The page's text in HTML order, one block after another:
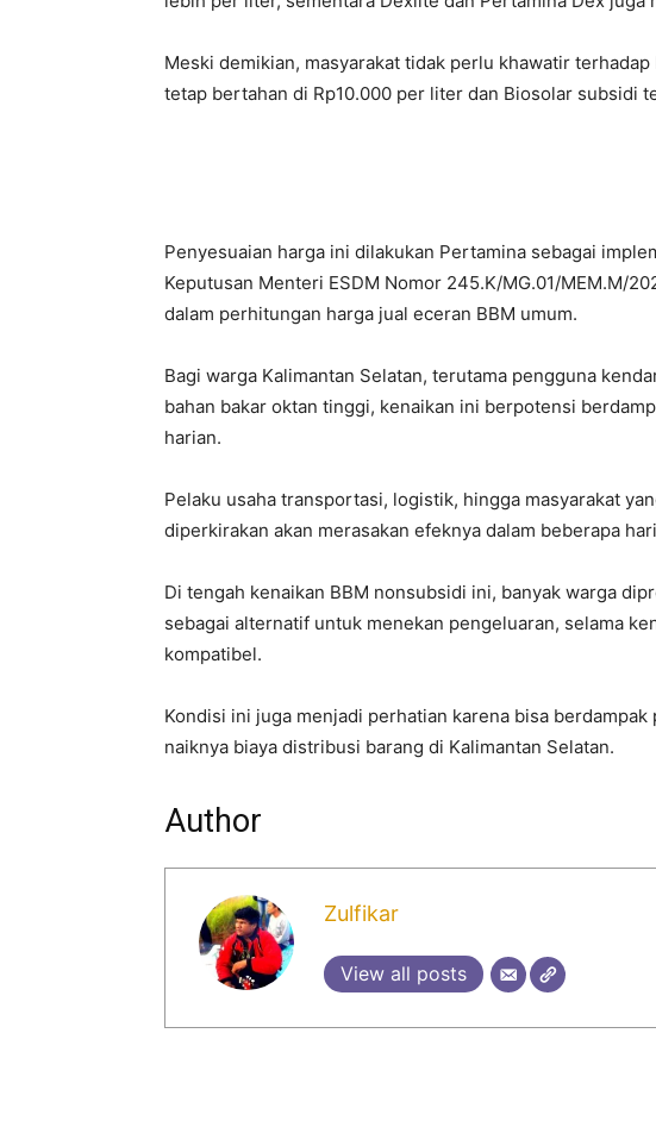
Meski demikian, masyarakat tidak perlu khawatir
tetap bertahan di Rp10.000 per liter dan Biosolar subsidi
Penyesuaian harga ini dilakukan Pertamina sebagai
Keputusan Menteri ESDM Nomor 245.K/MG.01/MEM.M/
dalam perhitungan harga jual eceran BBM umum.
Bagi warga Kalimantan Selatan, terutama pengguna
bahan bakar oktan tinggi, kenaikan ini berpotensi
harian.
Pelaku usaha transportasi, logistik, hingga masyarakat
diperkirakan akan merasakan efeknya dalam beberapa
Di tengah kenaikan BBM nonsubsidi ini, banyak warga
sebagai alternatif untuk menekan pengeluaran, selama
kompatibel.
Kondisi ini juga menjadi perhatian karena bisa
naiknya biaya distribusi barang di Kalimantan Selatan.
Author
Zulfikar
View all posts